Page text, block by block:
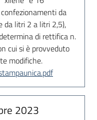
da
da litri 2 a litri 2,5),
di rettifica n.
cui si è provveduto
modifiche.
2023